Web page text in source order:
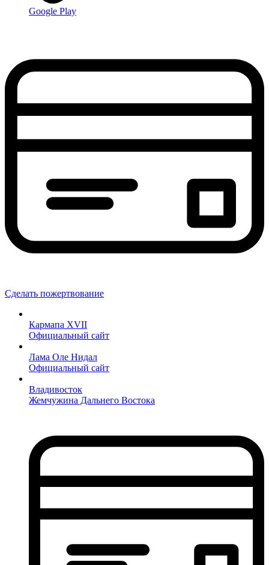
Google Play
Сделать пожертвование
Кармапа XVII
Официальный сайт
Лама Оле Нидал
Официальный сайт
Владивосток
Жемчужина Дальнего Востока